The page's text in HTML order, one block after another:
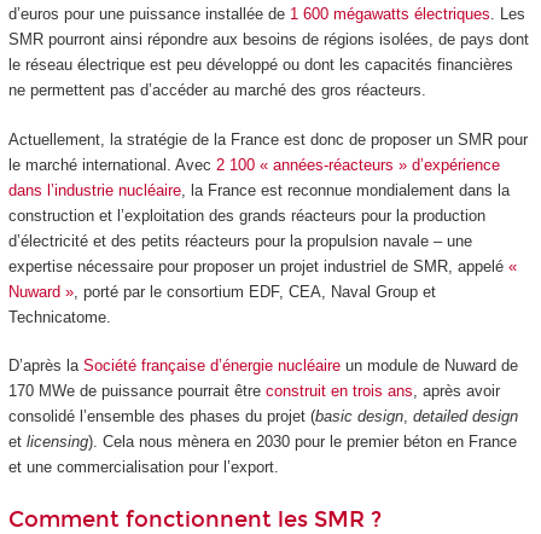
d’euros pour une puissance installée de 1 600 mégawatts électriques. Les
SMR pourront ainsi répondre aux besoins de régions isolées, de pays dont
le réseau électrique est peu développé ou dont les capacités financières
ne permettent pas d’accéder au marché des gros réacteurs.
Actuellement, la stratégie de la France est donc de proposer un SMR pour
le marché international. Avec 2 100 « années-réacteurs » d’expérience
dans l’industrie nucléaire, la France est reconnue mondialement dans la
construction et l’exploitation des grands réacteurs pour la production
d’électricité et des petits réacteurs pour la propulsion navale – une
expertise nécessaire pour proposer un projet industriel de SMR, appelé «
Nuward », porté par le consortium EDF, CEA, Naval Group et
Technicatome.
D’après la Société française d’énergie nucléaireun module de Nuward de
170 MWe de puissance pourrait être construit en trois ans, après avoir
consolidé l’ensemble des phases du projet (basic design, detailed design
et licensing). Cela nous mènera en 2030 pour le premier béton en France
et une commercialisation pour l’export.
Comment fonctionnent les SMR ?